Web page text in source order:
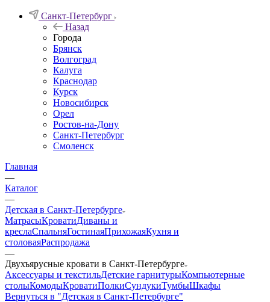
Санкт-Петербург
Назад
Города
Брянск
Волгоград
Калуга
Краснодар
Курск
Новосибирск
Орел
Ростов-на-Дону
Санкт-Петербург
Смоленск
Главная
—
Каталог
—
Детская в Санкт-Петербурге
МатрасыКроватиДиваны и
креслаСпальняГостинаяПрихожаяКухня и
столоваяРаспродажа
—
Двухъярусные кровати в Санкт-Петербурге
Аксессуары и текстильДетские гарнитурыКомпьютерные
столыКомодыКроватиПолкиСундукиТумбыШкафы
Вернуться в "Детская в Санкт-Петербурге"